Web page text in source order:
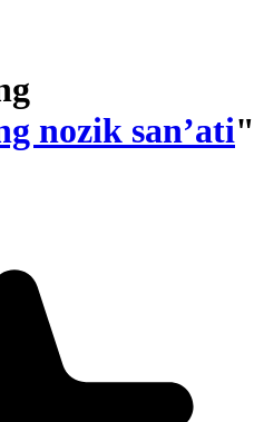
nozik san’ati"